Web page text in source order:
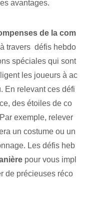
avantages.
de la com
travers ⁤ défis hebdo
spéciales qui sont
⁤les joueurs à ac
En relevant ces défi
des étoiles de co
exemple, relever
un costume ou un
Les défis heb
pour vous impl
de précieuses réco